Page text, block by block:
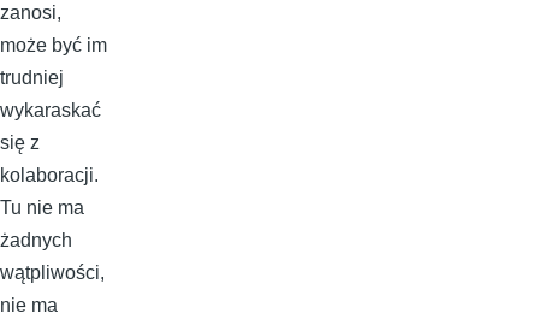
zanosi,
może być im
trudniej
wykaraskać
się z
kolaboracji.
Tu nie ma
żadnych
wątpliwości,
nie ma